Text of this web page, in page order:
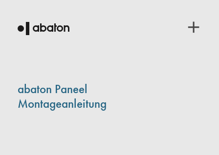
abaton Paneel
Montageanleitung